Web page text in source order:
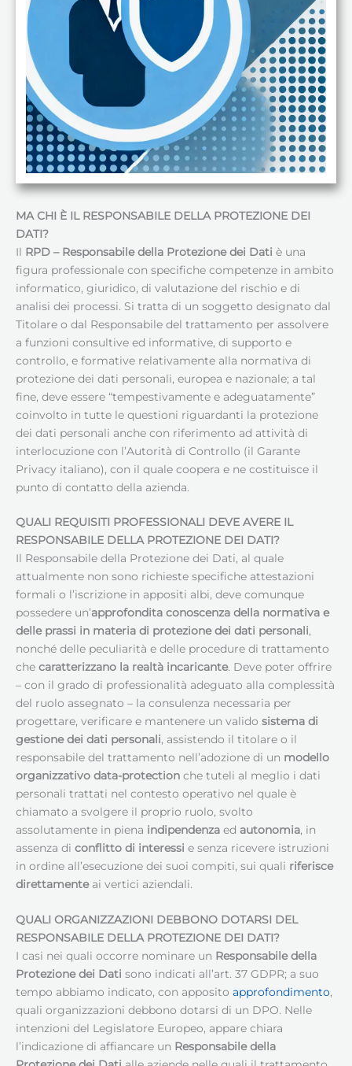
MA CHI È IL RESPONSABILE DELLA PROTEZIONE DEI
DATI?
Il RPD – Responsabile della Protezione dei Dati è una
figura professionale con specifiche competenze in ambito
informatico, giuridico, di valutazione del rischio e di
analisi dei processi. Si tratta di un soggetto designato dal
Titolare o dal Responsabile del trattamento per assolvere
a funzioni consultive ed informative, di supporto e
controllo, e formative relativamente alla normativa di
protezione dei dati personali, europea e nazionale; a tal
fine, deve essere “tempestivamente e adeguatamente”
coinvolto in tutte le questioni riguardanti la protezione
dei dati personali anche con riferimento ad attività di
interlocuzione con l’Autorità di Controllo (il Garante
Privacy italiano), con il quale coopera e ne costituisce il
punto di contatto della azienda.
QUALI REQUISITI PROFESSIONALI DEVE AVERE IL
RESPONSABILE DELLA PROTEZIONE DEI DATI?
Il Responsabile della Protezione dei Dati, al quale
attualmente non sono richieste specifiche attestazioni
formali o l’iscrizione in appositi albi, deve comunque
possedere un’approfondita conoscenza della normativa e
delle prassi in materia di protezione dei dati personali,
nonché delle peculiarità e delle procedure di trattamento
che caratterizzano la realtà incaricante. Deve poter offrire
– con il grado di professionalità adeguato alla complessità
del ruolo assegnato – la consulenza necessaria per
progettare, verificare e mantenere un valido sistema di
gestione dei dati personali, assistendo il titolare o il
responsabile del trattamento nell’adozione di un modello
organizzativo data-protection che tuteli al meglio i dati
personali trattati nel contesto operativo nel quale è
chiamato a svolgere il proprio ruolo, svolto
assolutamente in piena indipendenza ed autonomia, in
assenza di conflitto di interessi e senza ricevere istruzioni
in ordine all’esecuzione dei suoi compiti, sui quali riferisce
direttamenteai vertici aziendali.
QUALI ORGANIZZAZIONI DEBBONO DOTARSI DEL
RESPONSABILE DELLA PROTEZIONE DEI DATI?
I casi nei quali occorre nominare un Responsabile della
Protezione dei Dati sono indicati all’art. 37 GDPR; a suo
tempo abbiamo indicato, con apposito approfondimento,
quali organizzazioni debbono dotarsi di un DPO. Nelle
intenzioni del Legislatore Europeo, appare chiara
l’indicazione di affiancare un Responsabile della